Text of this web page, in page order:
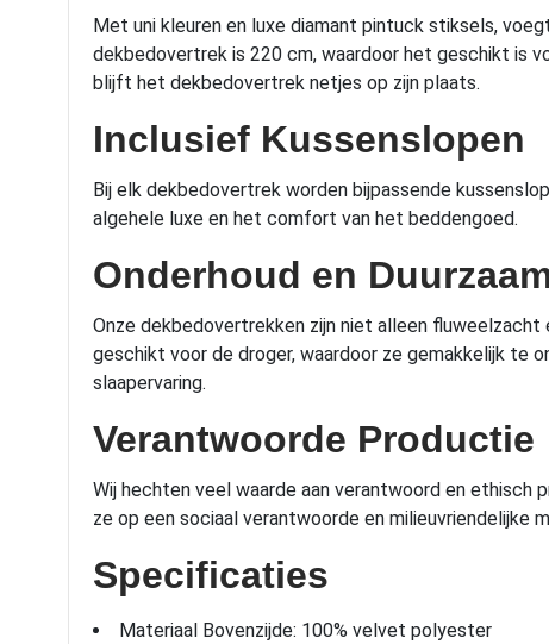
Met uni kleuren en luxe diamant pintuck stiksels,
dekbedovertrek is 220 cm, waardoor het geschikt is
blijft het dekbedovertrek netjes op zijn plaats.
Inclusief Kussenslopen
Bij elk dekbedovertrek worden bijpassende
algehele luxe en het comfort van het beddengoed.
Onderhoud en
Onze dekbedovertrekken zijn niet alleen fluweelzacht
geschikt voor de droger, waardoor ze gemakkelijk te
slaapervaring.
Verantwoorde Productie
Wij hechten veel waarde aan verantwoord en
ze op een sociaal verantwoorde en milieuvriendelijke
Specificaties
Materiaal Bovenzijde: 100% velvet polyester